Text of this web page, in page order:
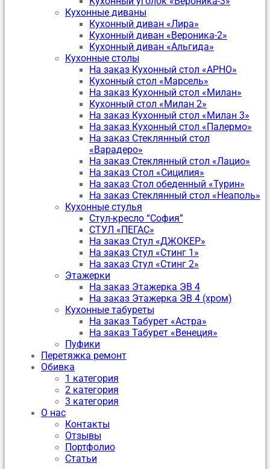
Кухонные диваны
Кухонный диван «Лира»
Кухонный диван «Вероника-2»
Кухонный диван «Альгида»
Кухонные столы
На заказ Кухонный стол «АРНО»
Кухонный стол «Марсель»
На заказ Кухонный стол «Милан»
Кухонный стол «Милан 2»
На заказ Кухонный стол «Милан 3»
На заказ Кухонный стол «Палермо»
На заказ Стеклянный стол
«Варадеро»
На заказ Стеклянный стол «Лацио»
На заказ Стол «Сицилия»
На заказ Стол обеденный «Турин»
На заказ Стеклянный стол «Неаполь»
Кухонные стулья
Стул-кресло “София”
CТУЛ «ПЕГАС»
На заказ Стул «ДЖОКЕР»
На заказ Стул «Стинг 1»
На заказ Стул «Стинг 2»
Этажерки
На заказ Этажерка ЭВ 4
На заказ Этажерка ЭВ 4 (хром)
Кухонные табуреты
На заказ Табурет «Астра»
На заказ Табурет «Венеция»
Пуфики
Перетяжка ремонт
Обивка
1 категория
2 категория
3 категория
О нас
Контакты
Отзывы
Портфолио
Статьи